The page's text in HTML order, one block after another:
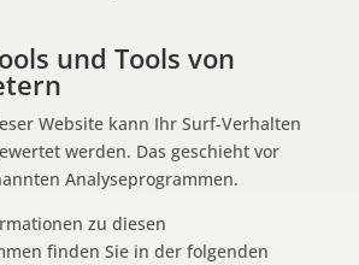
und Tools von
Website kann Ihr Surf-Verhalten
werden. Das geschieht vor
Analyseprogrammen.
zu diesen
finden Sie in der folgenden